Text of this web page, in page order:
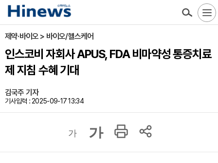
제약·바이오 > 바이오/헬스케어
인스코비 자회사 APUS, FDA 비마약성 통증치료
제 지침 수혜 기대
김국주 기자
기사입력 : 2025-09-17 13:34
가 가